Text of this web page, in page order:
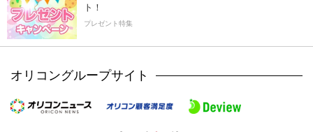
ト！
プレゼント特集
オリコングループサイト